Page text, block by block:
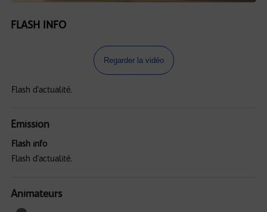
FLASH INFO
Regarder la vidéo
Flash d'actualité.
Emission
Flash info
Flash d'actualité.
Animateurs